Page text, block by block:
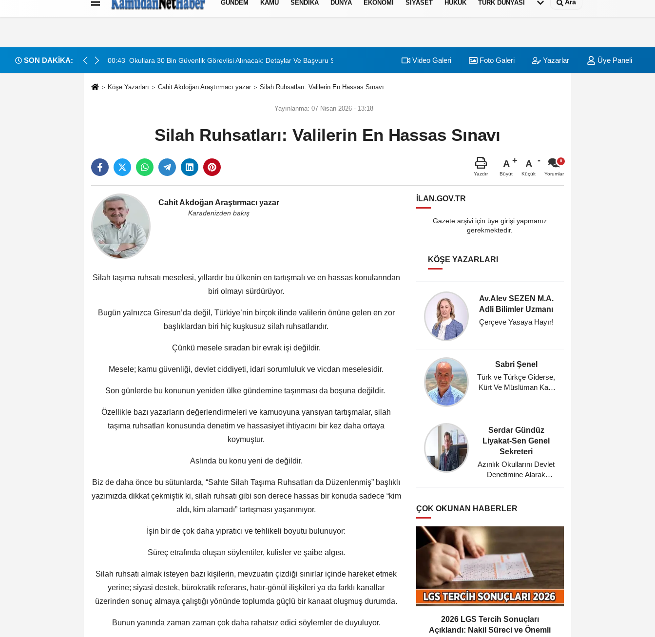
Künye İletişim Çerez Politikası
GÜNDEM KAMU SENDİKA DÜNYA EKONOMİ SİYASET HUKUK TÜRK DÜNYASI Ara
SON DAKİKA:
Detaylar Ve Başvuru Süreci 00:43 Okullara 30 Bin Güvenlik Görevlisi Alınacak: Detaylar Ve Başvuru Süreci Video Galeri Foto Galeri Yazarlar Üye Paneli
Köşe Yazarları Cahit Akdoğan Araştırmacı yazar Silah Ruhsatları: Valilerin En Hassas Sınavı
Yayınlanma: 07 Nisan 2026 - 13:18
Silah Ruhsatları: Valilerin En Hassas Sınavı
Yazdır
A
Büyüt
A
Küçült Yorumlar
Cahit Akdoğan Araştırmacı yazar
Karadenizden bakış
Silah taşıma ruhsatı meselesi, yıllardır bu ülkenin en tartışmalı ve en hassas konularından
biri olmayı sürdürüyor.
Bugün yalnızca Giresun’da değil, Türkiye’nin birçok ilinde valilerin önüne gelen en zor
başlıklardan biri hiç kuşkusuz silah ruhsatlarıdır.
Çünkü mesele sıradan bir evrak işi değildir.
Mesele; kamu güvenliği, devlet ciddiyeti, idari sorumluluk ve vicdan meselesidir.
Son günlerde bu konunun yeniden ülke gündemine taşınması da boşuna değildir.
Özellikle bazı yazarların değerlendirmeleri ve kamuoyuna yansıyan tartışmalar, silah
taşıma ruhsatları konusunda denetim ve hassasiyet ihtiyacını bir kez daha ortaya
koymuştur.
Aslında bu konu yeni de değildir.
Biz de daha önce bu sütunlarda, “Sahte Silah Taşıma Ruhsatları da Düzenlenmiş” başlıklı
yazımızda dikkat çekmiştik ki, silah ruhsatı gibi son derece hassas bir konuda sadece “kim
aldı, kim alamadı” tartışması yaşanmıyor.
İşin bir de çok daha yıpratıcı ve tehlikeli boyutu bulunuyor:
Süreç etrafında oluşan söylentiler, kulisler ve şaibe algısı.
Silah ruhsatı almak isteyen bazı kişilerin, mevzuatın çizdiği sınırlar içinde hareket etmek
yerine; siyasi destek, bürokratik referans, hatır-gönül ilişkileri ya da farklı kanallar
üzerinden sonuç almaya çalıştığı yönünde toplumda güçlü bir kanaat oluşmuş durumda.
Bunun yanında zaman zaman çok daha rahatsız edici söylemler de duyuluyor.
ILAN.GOV.TR
Gazete arşivi için üye girişi yapmanız
gerekmektedir.
KÖŞE YAZARLARI
Kutlu Rüyalar Görmeliyiz
Şevket Sezer
Av.Alev SEZEN M.A.
Adli Bilimler Uzmanı
Çerçeve Yasaya Hayır!
Sabri Şenel
Türk ve Türkçe Giderse,
Kürt Ve Müslüman Kalır
Serdar Gündüz
Liyakat-Sen Genel
Sekreteri
Azınlık Okullarını Devlet
Denetimine Alarak
Mustafa Kemal Atatürk'e
ÇOK OKUNAN HABERLER
2026 LGS Tercih Sonuçları
Açıklandı: Nakil Süreci ve Önemli